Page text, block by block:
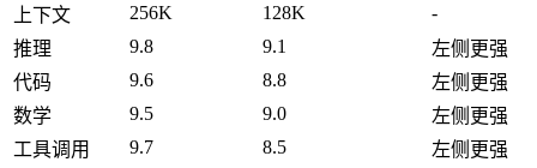
上下文
256K 128K
-
推理
9.8 9.1
左侧更强
代码
9.6 8.8
左侧更强
数学
9.5 9.0
左侧更强
工具调用
9.7 8.5
左侧更强